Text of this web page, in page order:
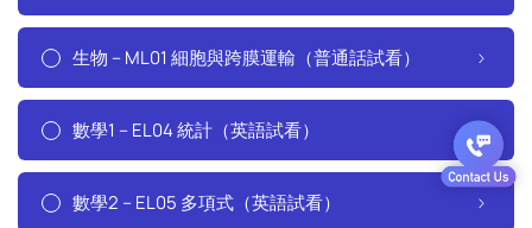
生物 – ML01 細胞與跨膜運輸（普通話試看）
數學1 – EL04 統計（英語試看）
數學2 – EL05 多項式（英語試看）